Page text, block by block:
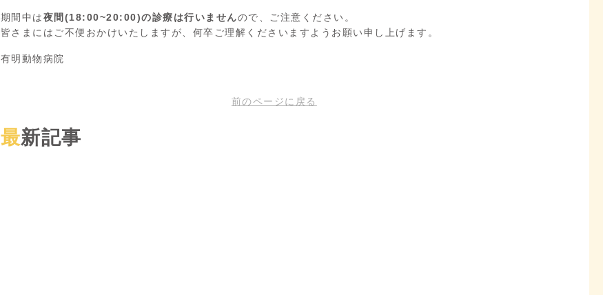
期間中は夜間(18:00~20:00)の診療は行いませんので、ご注意ください。
皆さまにはご不便おかけいたしますが、何卒ご理解くださいますようお願い申し上げます。
有明動物病院
前のページに戻る
最新記事